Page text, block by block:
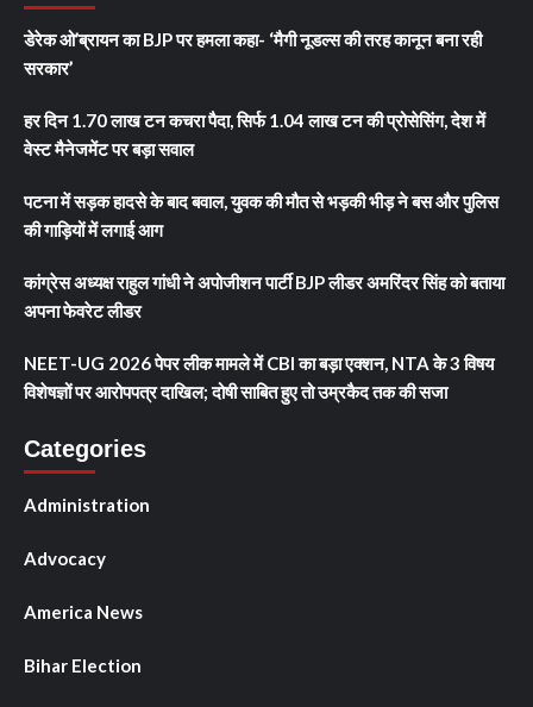
डेरेक ओ’ब्रायन का BJP पर हमला कहा- ‘मैगी नूडल्स की तरह कानून बना रही
सरकार’
हर दिन 1.70 लाख टन कचरा पैदा, सिर्फ 1.04 लाख टन की प्रोसेसिंग, देश में
वेस्ट मैनेजमेंट पर बड़ा सवाल
पटना में सड़क हादसे के बाद बवाल, युवक की मौत से भड़की भीड़ ने बस और पुलिस
की गाड़ियों में लगाई आग
कांग्रेस अध्यक्ष राहुल गांधी ने अपोजीशन पार्टी BJP लीडर अमरिंदर सिंह को बताया
अपना फेवरेट लीडर
NEET-UG 2026 पेपर लीक मामले में CBI का बड़ा एक्शन, NTA के 3 विषय
विशेषज्ञों पर आरोपपत्र दाखिल; दोषी साबित हुए तो उम्रकैद तक की सजा
Categories
Administration
Advocacy
America News
Bihar Election